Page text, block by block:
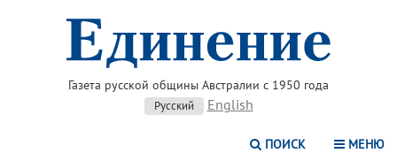
Газета русской общины Австралии с 1950 года
Русский English
ПОИСК МЕНЮ